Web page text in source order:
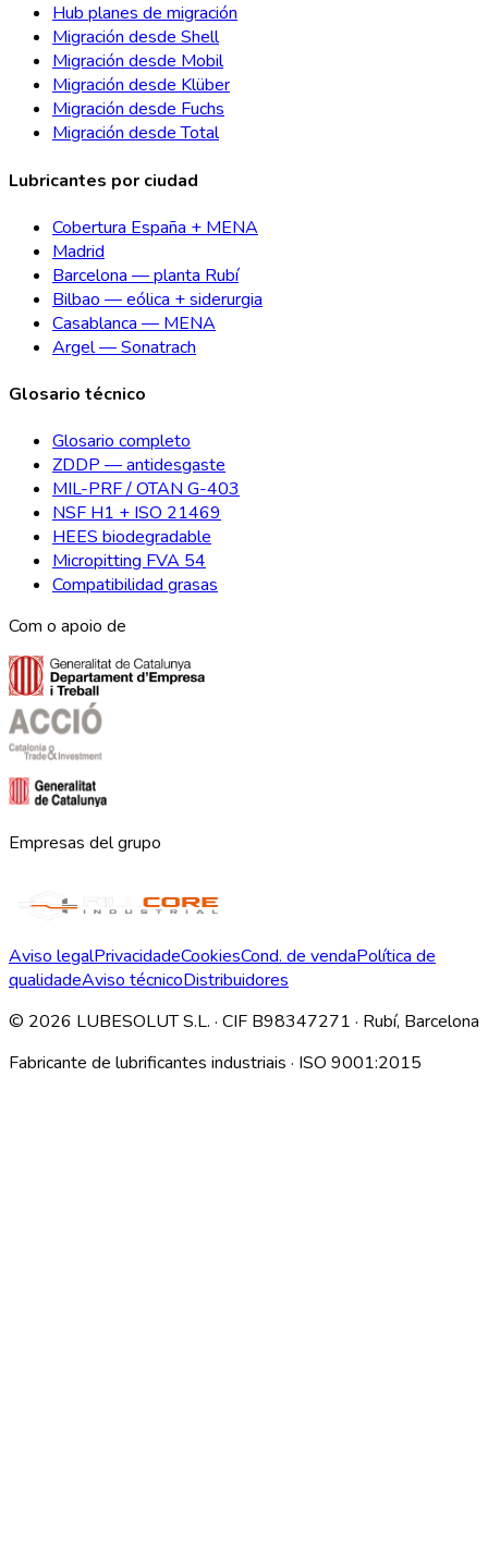
Hub planes de migración
Migración desde Shell
Migración desde Mobil
Migración desde Klüber
Migración desde Fuchs
Migración desde Total
Lubricantes por ciudad
Cobertura España + MENA
Madrid
Barcelona — planta Rubí
Bilbao — eólica + siderurgia
Casablanca — MENA
Argel — Sonatrach
Glosario técnico
Glosario completo
ZDDP — antidesgaste
MIL-PRF / OTAN G-403
NSF H1 + ISO 21469
HEES biodegradable
Micropitting FVA 54
Compatibilidad grasas
Com o apoio de
Empresas del grupo
Aviso legalPrivacidadeCookiesCond. de vendaPolítica de
qualidadeAviso técnicoDistribuidores
© 2026 LUBESOLUT S.L. · CIF B98347271 · Rubí, Barcelona
Fabricante de lubrificantes industriais · ISO 9001:2015